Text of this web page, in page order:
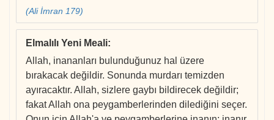
(Ali İmran 179)
Elmalılı Yeni Meali:
Allah, inananları bulunduğunuz hal üzere
bırakacak değildir. Sonunda murdarı temizden
ayıracaktır. Allah, sizlere gaybı bildirecek değildir;
fakat Allah ona peygamberlerinden dilediğini seçer.